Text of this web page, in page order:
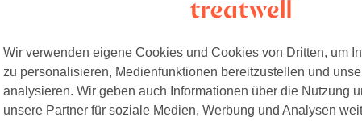
Wir verwenden eigene Cookies und Cookies von Dritten, um
zu personalisieren, Medienfunktionen bereitzustellen und
analysieren. Wir geben auch Informationen über die Nutzung
unsere Partner für soziale Medien, Werbung und Analysen